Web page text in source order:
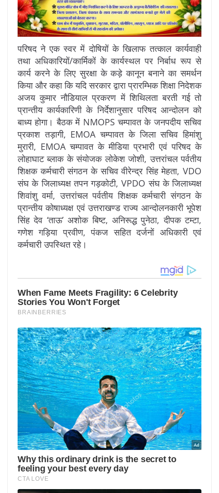
परिषद ने एक स्वर में दोषियों के खिलाफ तत्काल कार्यवाही
तथा अधिकारियों/कार्मिकों के कार्यस्थल पर निर्बाध रूप से
कार्य करने के लिए सुरक्षा के कड़े कानून बनाने का समर्थन
किया और कहा कि यदि सरकार द्वारा प्रारम्भिक शिक्षा निदेशक
अजय कुमार नौडियाल प्रकरण में शिथिलता बरती गई तो
प्रान्तीय कार्यकारिणी के निर्देशानुसार परिषद आन्दोलन को
बाध्य होगा। बैठक में NMOPS चम्पावत के जनपदीय सचिव
प्रकाश तड़ागी, EMOA चम्पावत के जिला सचिव हिमांशु
मुरारी, EMOA चम्पावत के मीडिया प्रभारी एवं परिषद के
लोहाघाट ब्लाक के संयोजक लोकेश जोशी, उत्तरांचल पर्वतीय
शिक्षक कर्मचारी संगठन के सचिव वीरेन्द्र सिंह मेहता, VDO
संघ के जिलाध्यक्ष तपन गड़कोटी, VPDO संघ के जिलाध्यक्ष
शिवांशु वर्मा, उत्तरांचल पर्वतीय शिक्षक कर्मचारी संगठन के
प्रान्तीय कोषाध्यक्ष एवं उत्तराखण्ड राज्य आन्दोलनकारी भूपेश
सिंह देव ‘ताऊ’ अशोक बिष्ट, अनिरूद्ध पुनेठा, दीपक टम्टा,
गणेश गड़िया प्रवीण, पंकज सहित दर्जनों अधिकारी एवं
कर्मचारी उपस्थित रहे।